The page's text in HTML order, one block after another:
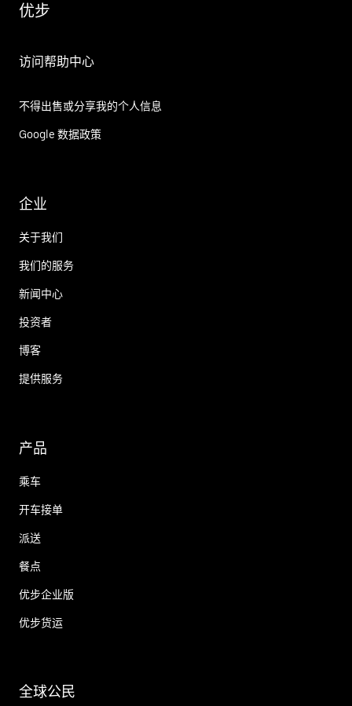
优步
访问帮助中心
不得出售或分享我的个人信息
Google 数据政策
企业
关于我们
我们的服务
新闻中心
投资者
博客
提供服务
产品
乘车
开车接单
派送
餐点
优步企业版
优步货运
全球公民